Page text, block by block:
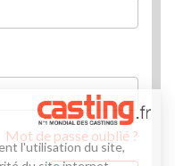
Mot de passe oublié ?
l'utilisation du site,